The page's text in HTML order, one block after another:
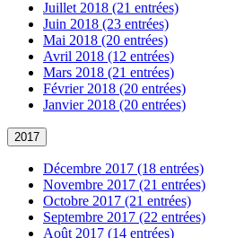
Juillet 2018 (21 entrées)
Juin 2018 (23 entrées)
Mai 2018 (20 entrées)
Avril 2018 (12 entrées)
Mars 2018 (21 entrées)
Février 2018 (20 entrées)
Janvier 2018 (20 entrées)
2017
Décembre 2017 (18 entrées)
Novembre 2017 (21 entrées)
Octobre 2017 (21 entrées)
Septembre 2017 (22 entrées)
Août 2017 (14 entrées)